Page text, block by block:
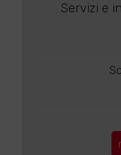
Servizi e